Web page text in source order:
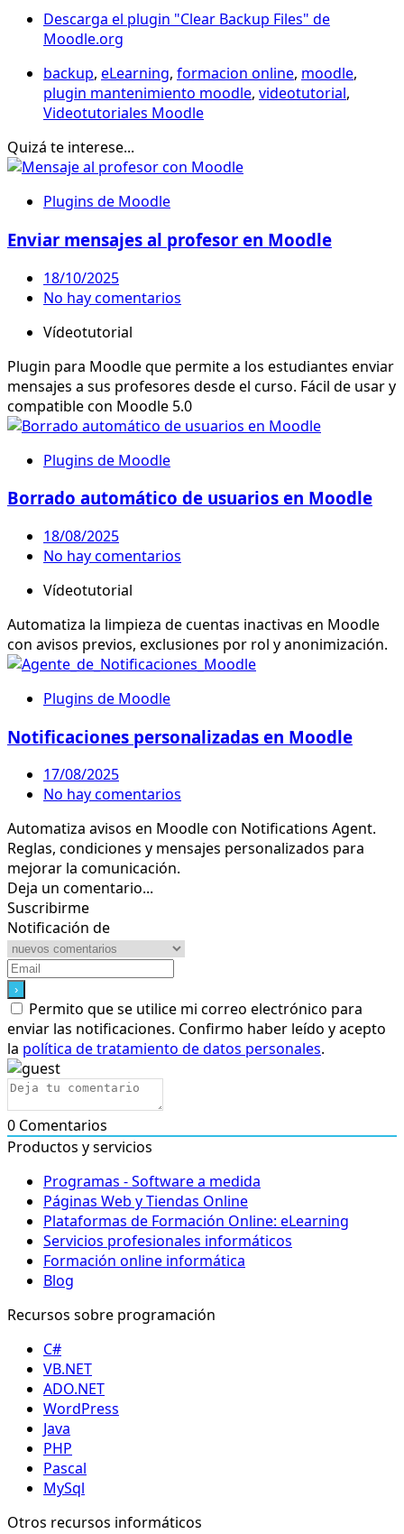
Descarga el plugin "Clear Backup Files" de
Moodle.org
backup, eLearning, formacion online, moodle,
plugin mantenimiento moodle, videotutorial,
Videotutoriales Moodle
Quizá te interese...
Plugins de Moodle
Enviar mensajes al profesor en Moodle
18/10/2025
No hay comentarios
Vídeotutorial
Plugin para Moodle que permite a los estudiantes enviar
mensajes a sus profesores desde el curso. Fácil de usar y
compatible con Moodle 5.0
Plugins de Moodle
Borrado automático de usuarios en Moodle
18/08/2025
No hay comentarios
Vídeotutorial
Automatiza la limpieza de cuentas inactivas en Moodle
con avisos previos, exclusiones por rol y anonimización.
Plugins de Moodle
Notificaciones personalizadas en Moodle
17/08/2025
No hay comentarios
Automatiza avisos en Moodle con Notifications Agent.
Reglas, condiciones y mensajes personalizados para
mejorar la comunicación.
Deja un comentario...
Suscribirme
Notificación de
Permito que se utilice mi correo electrónico para
enviar las notificaciones. Confirmo haber leído y acepto
la política de tratamiento de datos personales.
0 Comentarios
Productos y servicios
Programas - Software a medida
Páginas Web y Tiendas Online
Plataformas de Formación Online: eLearning
Servicios profesionales informáticos
Formación online informática
Blog
Recursos sobre programación
C#
VB.NET
ADO.NET
WordPress
Java
PHP
Pascal
MySql
Otros recursos informáticos